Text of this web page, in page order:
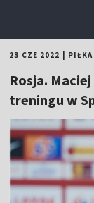
23 CZE 2022
Rosja.
treningu w